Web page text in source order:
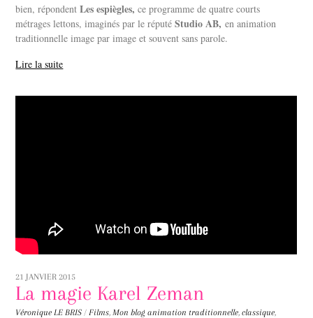
bien, répondentLes espiègles, ce programme de quatre courts
métrages lettons, imaginés par le réputéStudio AB,en animation
traditionnelle image par image et souvent sans parole.
Lire la suite
21 JANVIER 2015
La magie Karel Zeman
Véronique LE BRIS / Films,Mon blog animation traditionnelle,classique,